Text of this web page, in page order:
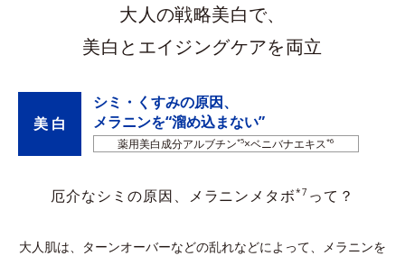
大人の戦略美白で、
美白とエイジングケアを両立
美 白
シミ・くすみの原因、
メラニンを“溜め込まない”
薬用美白成分アルブチン*5×ベニバナエキス*6
厄介なシミの原因、メラニンメタボ*7 って？
大人肌は、ターンオーバーなどの乱れなどによって、メラニンを